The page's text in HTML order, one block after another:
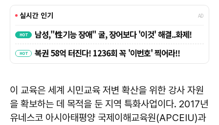
이 교육은 세계 시민교육 저변 확산을 위한 강사 자원
을 확보하는 데 목적을 둔 지역 특화사업이다. 2017년
유네스코 아시아태평양 국제이해교육원(APCEIU)과